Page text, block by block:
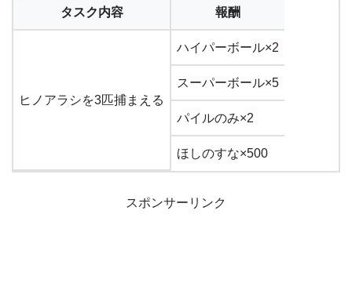
タスク内容 報酬
ヒノアラシを3匹捕まえる
ハイパーボール×2
スーパーボール×5
パイルのみ×2
ほしのすな×500
スポンサーリンク